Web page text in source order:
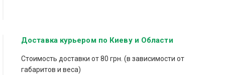
Доставка курьером по Киеву и Области
Стоимость доставки от 80 грн. (в зависимости от
габаритов и веса)